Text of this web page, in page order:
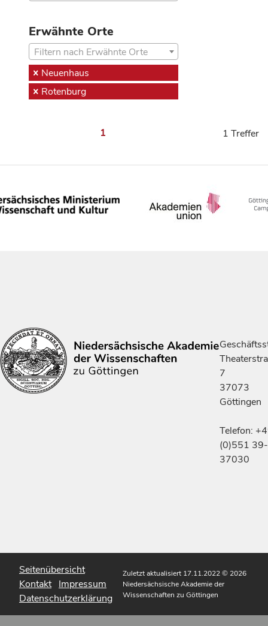
Erwähnte Orte
Filtern nach Erwähnte Orte
Neuenhaus
Rotenburg
1 1 Treffer
7
37073
Göttingen
Telefon:
(0)551 39-
37030
Seitenübersicht
Kontakt Impressum
Datenschutzerklärung
Zuletzt aktualisiert 17.11.2022© 2026
Niedersächsische Akademie der
Wissenschaften zu Göttingen